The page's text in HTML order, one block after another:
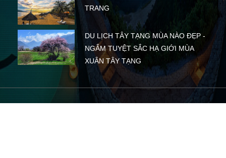
TRANG
DU LỊCH TÂY TẠNG MÙA NÀO ĐẸP -
NGẮM TUYỆT SẮC HẠ GIỚI MÙA
XUÂN TÂY TẠNG